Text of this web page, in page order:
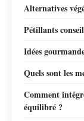
Alternatives
Pétillants
Idées
Quels sont les
Comment
équilibré ?